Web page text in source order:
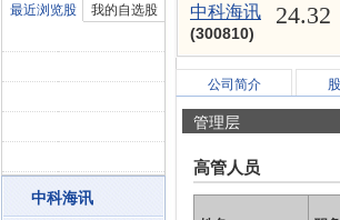
最近浏览股 我的自选股
中科海讯
中科海讯
(300810)
24.32
公司简介
管理层
高管人员